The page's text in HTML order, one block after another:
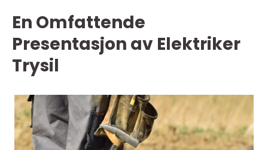
En Omfattende
Presentasjon av Elektriker
Trysil